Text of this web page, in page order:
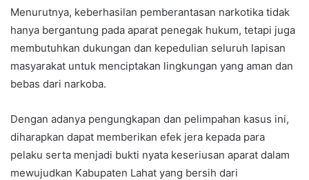
Menurutnya, keberhasilan pemberantasan narkotika tidak
hanya bergantung pada aparat penegak hukum, tetapi juga
membutuhkan dukungan dan kepedulian seluruh lapisan
masyarakat untuk menciptakan lingkungan yang aman dan
bebas dari narkoba.
Dengan adanya pengungkapan dan pelimpahan kasus ini,
diharapkan dapat memberikan efek jera kepada para
pelaku serta menjadi bukti nyata keseriusan aparat dalam
mewujudkan Kabupaten Lahat yang bersih dari